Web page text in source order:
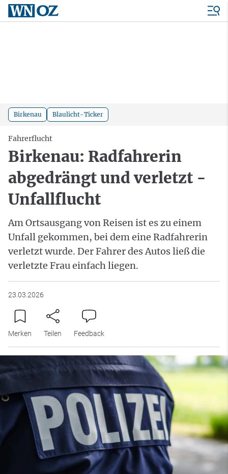
Birkenau Blaulicht-Ticker
Fahrerflucht
Birkenau: Radfahrerin
abgedrängt und verletzt -
Unfallflucht
Am Ortsausgang von Reisen ist es zu einem
Unfall gekommen, bei dem eine Radfahrerin
verletzt wurde. Der Fahrer des Autos ließ die
verletzte Frau einfach liegen.
23.03.2026
Merken Teilen Feedback